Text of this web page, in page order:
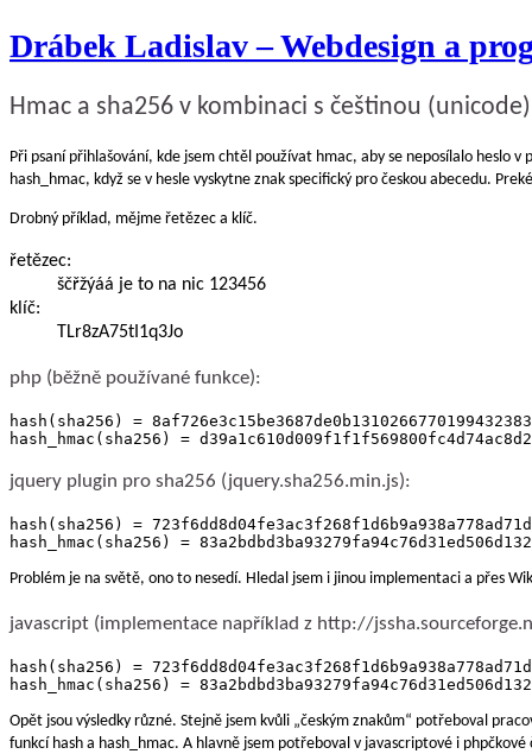
Drábek Ladislav – Webdesign a
Hmac a sha256 v kombinaci s češtinou (unicode)
Při psaní přihlašování, kde jsem chtěl používat hmac, aby se neposílalo heslo
hash_hmac, když se v hesle vyskytne znak specifický pro českou abecedu.
Drobný příklad, mějme řetězec a klíč.
řetězec:
ščřžýáá je to na nic 123456
klíč:
TLr8zA75tI1q3Jo
php (běžně používané funkce):
hash(sha256) =
jquery plugin pro sha256 (jquery.sha256.min.js):
hash(sha256) =
Problém je na světě, ono to nesedí. Hledal jsem i jinou implementaci a přes
javascript (implementace například z http://
hash(sha256) =
Opět jsou výsledky různé. Stejně jsem kvůli „českým znakům“ potřeboval
funkcí hash a hash_hmac. A hlavně jsem potřeboval v javascriptové i